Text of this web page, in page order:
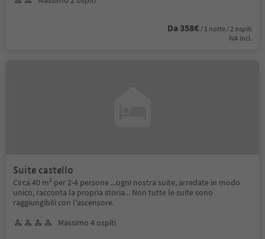
Da 358€ / 1 notte / 2 ospiti
IVA incl.
Suite castello
Circa 40 m² per 2-4 persone ...ogni nostra suite, arredate in modo
unico, racconta la propria storia... Non tutte le suite sono
raggiungibili con l'ascensore.
Massimo 4 ospiti